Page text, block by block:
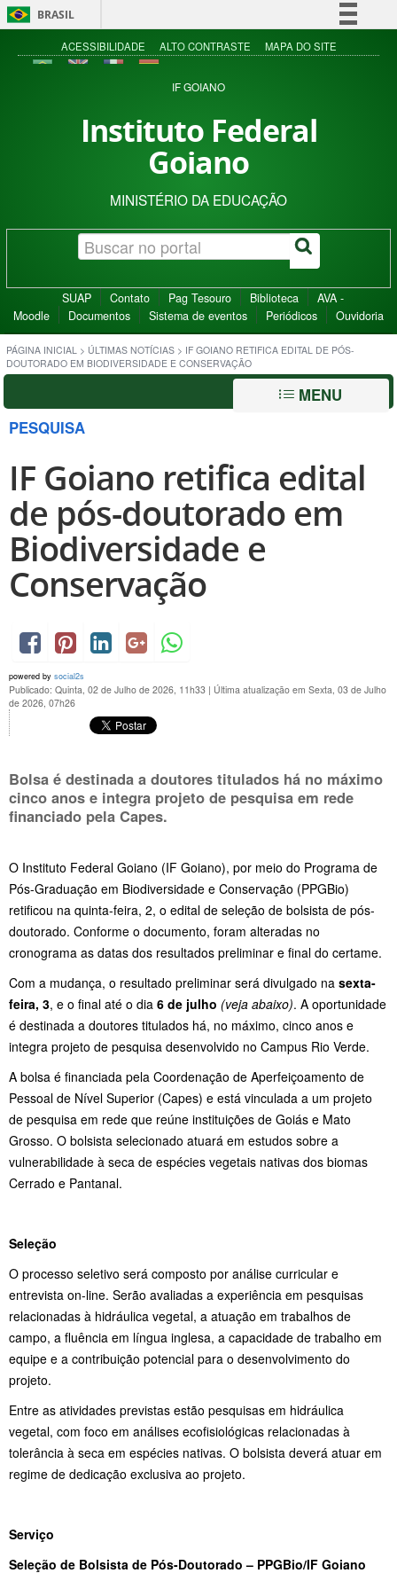
BRASIL
Simplifique!
Acesso à informação
ACESSIBILIDADE ALTO CONTRASTE MAPA DO SITE
IF GOIANO
Instituto Federal
Goiano
MINISTÉRIO DA EDUCAÇÃO
SUAP Contato Pag Tesouro Biblioteca
AVA -
Moodle
Documentos Sistema de eventos Periódicos Ouvidoria
PÁGINA INICIAL > ÚLTIMAS NOTÍCIAS > IF GOIANO RETIFICA EDITAL DE PÓS-
DOUTORADO EM BIODIVERSIDADE E CONSERVAÇÃO
MENU
PESQUISA
IF Goiano retifica edital
de pós-doutorado em
Biodiversidade e
Conservação
powered by social2s
Publicado: Quinta, 02 de Julho de 2026, 11h33 | Última atualização em Sexta, 03 de Julho
de 2026, 07h26
Bolsa é destinada a doutores titulados há no máximo
cinco anos e integra projeto de pesquisa em rede
financiado pela Capes.
O Instituto Federal Goiano (IF Goiano), por meio do Programa de
Pós-Graduação em Biodiversidade e Conservação (PPGBio)
retificou na quinta-feira, 2, o edital de seleção de bolsista de pós-
doutorado. Conforme o documento, foram alteradas no
cronograma as datas dos resultados preliminar e final do certame.
Com a mudança, o resultado preliminar será divulgado na sexta-
feira, 3, e o final até o dia 6 de julho (veja abaixo). A oportunidade
é destinada a doutores titulados há, no máximo, cinco anos e
integra projeto de pesquisa desenvolvido no Campus Rio Verde.
A bolsa é financiada pela Coordenação de Aperfeiçoamento de
Pessoal de Nível Superior (Capes) e está vinculada a um projeto
de pesquisa em rede que reúne instituições de Goiás e Mato
Grosso. O bolsista selecionado atuará em estudos sobre a
vulnerabilidade à seca de espécies vegetais nativas dos biomas
Cerrado e Pantanal.
Seleção
O processo seletivo será composto por análise curricular e
entrevista on-line. Serão avaliadas a experiência em pesquisas
relacionadas à hidráulica vegetal, a atuação em trabalhos de
campo, a fluência em língua inglesa, a capacidade de trabalho em
equipe e a contribuição potencial para o desenvolvimento do
projeto.
Entre as atividades previstas estão pesquisas em hidráulica
vegetal, com foco em análises ecofisiológicas relacionadas à
tolerância à seca em espécies nativas. O bolsista deverá atuar em
regime de dedicação exclusiva ao projeto.
Serviço
Seleção de Bolsista de Pós-Doutorado – PPGBio/IF Goiano